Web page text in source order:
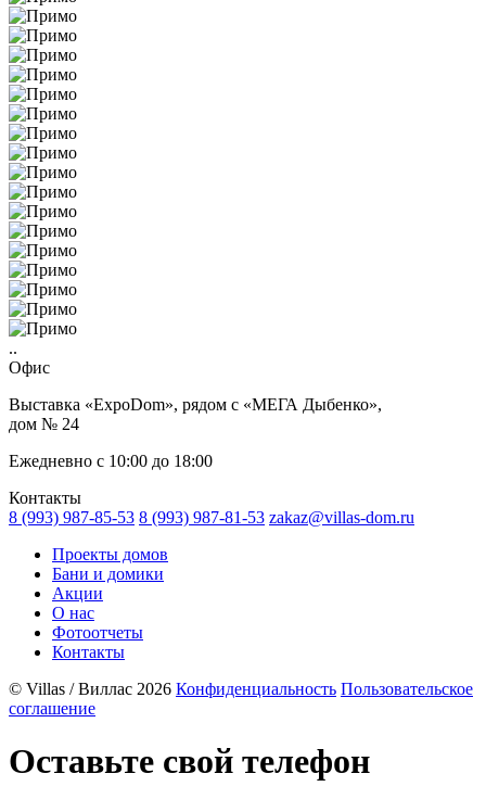
..
Офис
Выставка «ExpoDom», рядом с «МЕГА Дыбенко»,
дом № 24
Ежедневно с 10:00 до 18:00
Контакты
8 (993) 987-85-53 8 (993) 987-81-53 zakaz@villas-dom.ru
Проекты домов
Бани и домики
Акции
О нас
Фотоотчеты
Контакты
© Villas / Виллас 2026 Конфиденциальность Пользовательское
соглашение
Оставьте свой телефон